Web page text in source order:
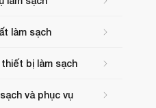
làm sạch
thiết bị làm sạch
và phục vụ